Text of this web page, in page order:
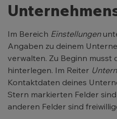
Im Bereich Einstellungen
Angaben zu deinem
verwalten. Zu Beginn musst
hinterlegen. Im Reiter
Kontaktdaten deines
Stern markierten Felder
anderen Felder sind